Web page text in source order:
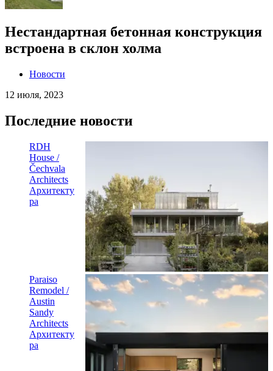
Нестандартная бетонная конструкция
встроена в склон холма
Новости
12 июля, 2023
Последние новости
RDH
House /
Čechvala
Architects
Архитекту
ра
Paraiso
Remodel /
Austin
Sandy
Architects
Архитекту
ра